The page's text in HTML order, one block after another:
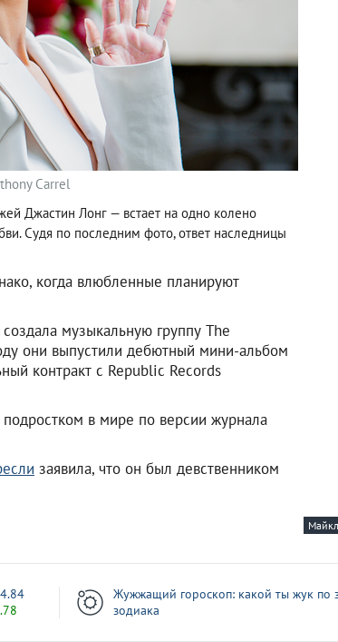
Carrel
Джастин Лонг — встает на одно колено
Судя по последним фото, ответ наследницы
когда влюбленные планируют
музыкальную группу The
они выпустили дебютный мини-альбом
контракт с Republic Records
в мире по версии журнала
заявила, что он был девственником
Жужжащий гороскоп: какой ты жук по
зодиака